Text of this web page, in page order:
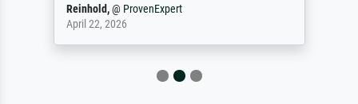
Reinhold,@ ProvenExpert
April 22, 2026